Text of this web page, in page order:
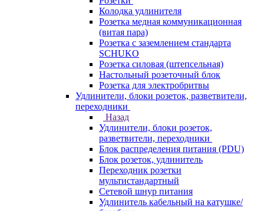
Колодка удлинителя
Розетка медная коммуникационная
(витая пара)
Розетка с заземлением стандарта
SCHUKO
Розетка силовая (штепсельная)
Настольный розеточный блок
Розетка для электробритвы
Удлинители, блоки розеток, разветвители,
переходники
Назад
Удлинители, блоки розеток,
разветвители, переходники
Блок распределения питания (PDU)
Блок розеток, удлинитель
Переходник розетки
мультистандартный
Сетевой шнур питания
Удлинитель кабельный на катушке/